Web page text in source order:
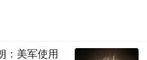
：美军使用